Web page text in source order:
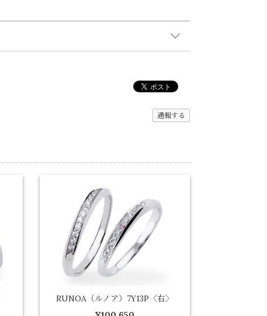
通報する
RUNOA（ルノア）7Y13P〈右〉